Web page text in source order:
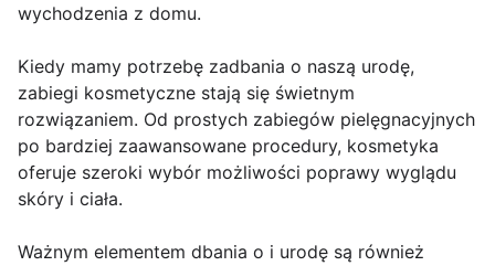
wychodzenia z domu.
Kiedy mamy potrzebę zadbania o naszą urodę,
zabiegi kosmetyczne stają się świetnym
rozwiązaniem. Od prostych zabiegów pielęgnacyjnych
po bardziej zaawansowane procedury, kosmetyka
oferuje szeroki wybór możliwości poprawy wyglądu
skóry i ciała.
Ważnym elementem dbania o i urodę są również